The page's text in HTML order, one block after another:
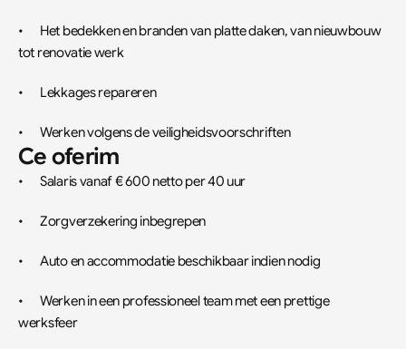
•	Het bedekken en branden van platte daken, van nieuwbouw
tot renovatie werk
•	Lekkages repareren
•	Werken volgens de veiligheidsvoorschriften
Ce oferim
•	Salaris vanaf € 600 netto per 40 uur
•	Zorgverzekering inbegrepen
•	Auto en accommodatie beschikbaar indien nodig
•	Werken in een professioneel team met een prettige
werksfeer